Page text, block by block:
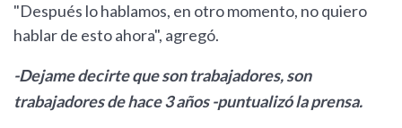
"Después lo hablamos, en otro momento, no quiero
hablar de esto ahora", agregó.
-Dejame decirte que son trabajadores, son
trabajadores de hace 3 años -puntualizó la prensa.